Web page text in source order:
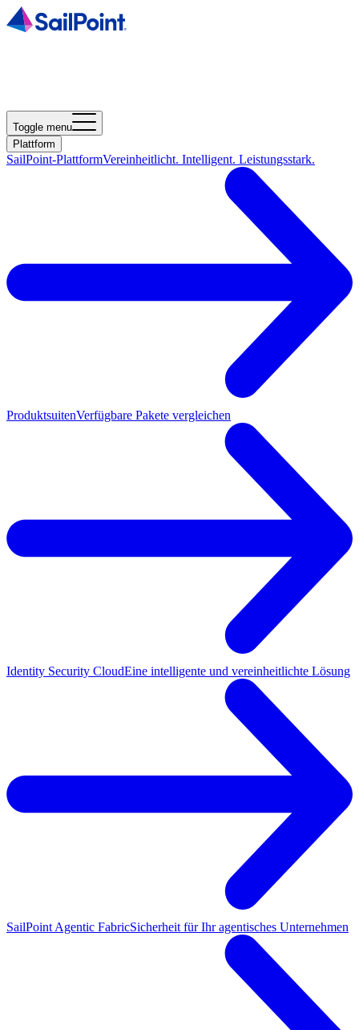
Toggle menu
Plattform
SailPoint-PlattformVereinheitlicht. Intelligent. Leistungsstark.
ProduktsuitenVerfügbare Pakete vergleichen
Identity Security CloudEine intelligente und vereinheitlichte Lösung
SailPoint Agentic FabricSicherheit für Ihr agentisches Unternehmen